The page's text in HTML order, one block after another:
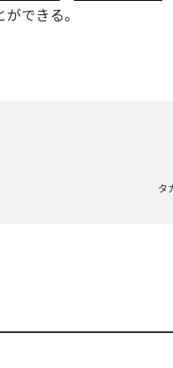
できる。
タ